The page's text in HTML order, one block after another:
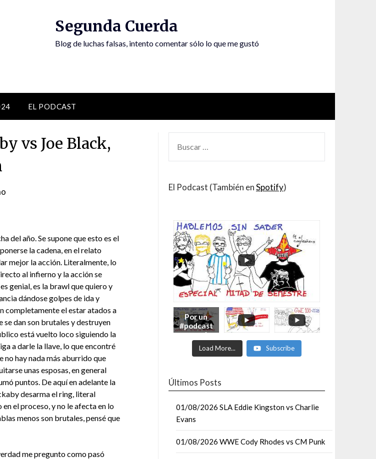
Segunda Cuerda
Blog de luchas falsas, intento comentar sólo lo que me gustó
EL PODCAST
vs Joe Black,
del año. Se supone que esto es el
la cadena, en el relato
mejor la acción. Literalmente, lo
al infierno y la acción se
genial, es la brawl que quiero y
dándose golpes de ida y
completamente el estar atados a
se dan son brutales y destruyen
está vuelto loco siguiendo la
a darle la llave, lo que encontré
no hay nada más aburrido que
unas esposas, en general
puntos. De aquí en adelante la
desarma el ring, literal
el proceso, y no le afecta en lo
menos son brutales, pensé que
me pregunto como pasó
POR:
El Podcast (También enSpotify)
Por un
#podcast
con más
Moonsaul
ts #93:
MITAD
DE AÑO
Load More... Subscribe
Últimos Posts
01/08/2026 SLA Eddie Kingston vs Charlie
Evans
01/08/2026 WWE Cody Rhodes vs CM Punk